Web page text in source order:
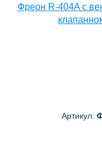
Фреон R-404A с
Артикул: